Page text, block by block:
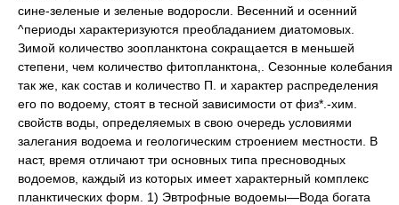
сине-зеленые и зеленые водоросли. Весенний и осенний
^периоды характеризуются преобладанием диатомовых.
Зимой количество зоопланктона сокращается в меньшей
степени, чем количество фитопланктона,. Сезонные колебания
так же, как состав и количество П. и характер распределения
его по водоему, стоят в тесной зависимости от физ*.-хим.
свойств воды, определяемых в свою очередь условиями
залегания водоема и геологическим строением местности. В
наст, время отличают три основных типа пресноводных
водоемов, каждый из которых имеет характерный комплекс
планктических форм. 1) Эвтрофные водоемы—Вода богата